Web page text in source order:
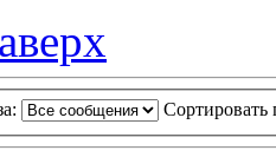
Сортировать